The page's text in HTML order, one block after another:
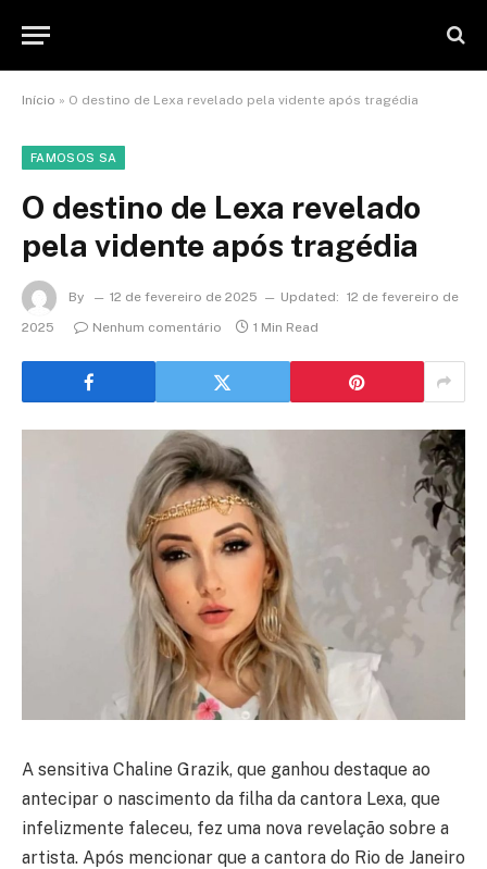
Início » O destino de Lexa revelado pela vidente após tragédia
FAMOSOS SA
O destino de Lexa revelado
pela vidente após tragédia
By 12 de fevereiro de 2025 Updated: 12 de fevereiro de
2025
Nenhum comentário 1 Min Read
A sensitiva Chaline Grazik, que ganhou destaque ao
antecipar o nascimento da filha da cantora Lexa, que
infelizmente faleceu, fez uma nova revelação sobre a
artista. Após mencionar que a cantora do Rio de Janeiro